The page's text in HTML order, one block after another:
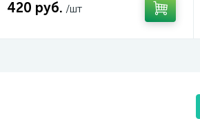
420 руб. /шт